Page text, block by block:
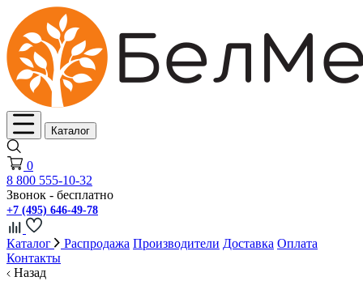
Каталог
0
8 800 555-10-32
Звонок - бесплатно
+7 (495) 646-49-78
Каталог Распродажа Производители Доставка Оплата
Контакты
Назад